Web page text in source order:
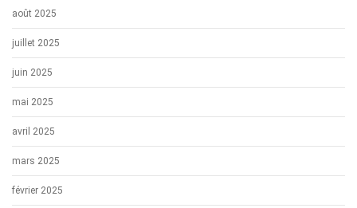
août 2025
juillet 2025
juin 2025
mai 2025
avril 2025
mars 2025
février 2025